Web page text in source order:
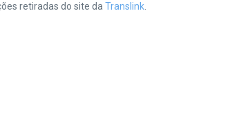
retiradas do site da Translink